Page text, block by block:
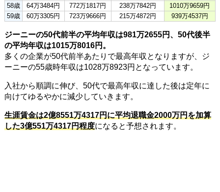
58歳
64万3484円 772万1817円 238万7842円
1010万9659円
59歳
60万3305円 723万9666円 215万4872円 939万4537円
ジーニーの50代前半の平均年収は981万2655円、50代後半
の平均年収は1015万8016円。
多くの企業が50代前半あたりで最高年収となりますが、ジ
ーニーの55歳時年収は1028万8923円となっています。
入社から順調に伸び、50代で最高年収に達した後は定年に
向けてゆるやかに減少していきます。
生涯賃金は2億8551万4317円に平均退職金2000万円を加算
した3億551万4317円程度になると予想されます。